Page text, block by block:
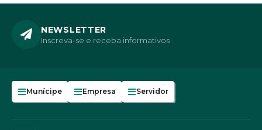
NEWSLETTER
Inscreva-se e receba informativos
Munícipe Empresa Servidor